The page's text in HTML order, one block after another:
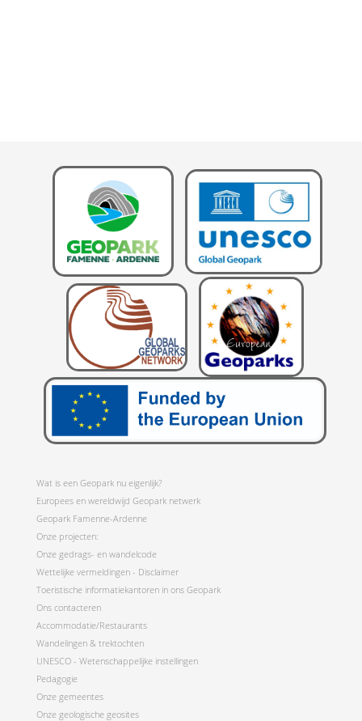
Wat is een Geopark nu eigenlijk?
Europees en wereldwijd Geopark netwerk
Geopark Famenne-Ardenne
Onze projecten:
Onze gedrags- en wandelcode
Wettelijke vermeldingen - Disclaimer
Toeristische informatiekantoren in ons Geopark
Ons contacteren
Accommodatie/Restaurants
Wandelingen & trektochten
UNESCO - Wetenschappelijke instellingen
Pedagogie
Onze gemeentes
Onze geologische geosites